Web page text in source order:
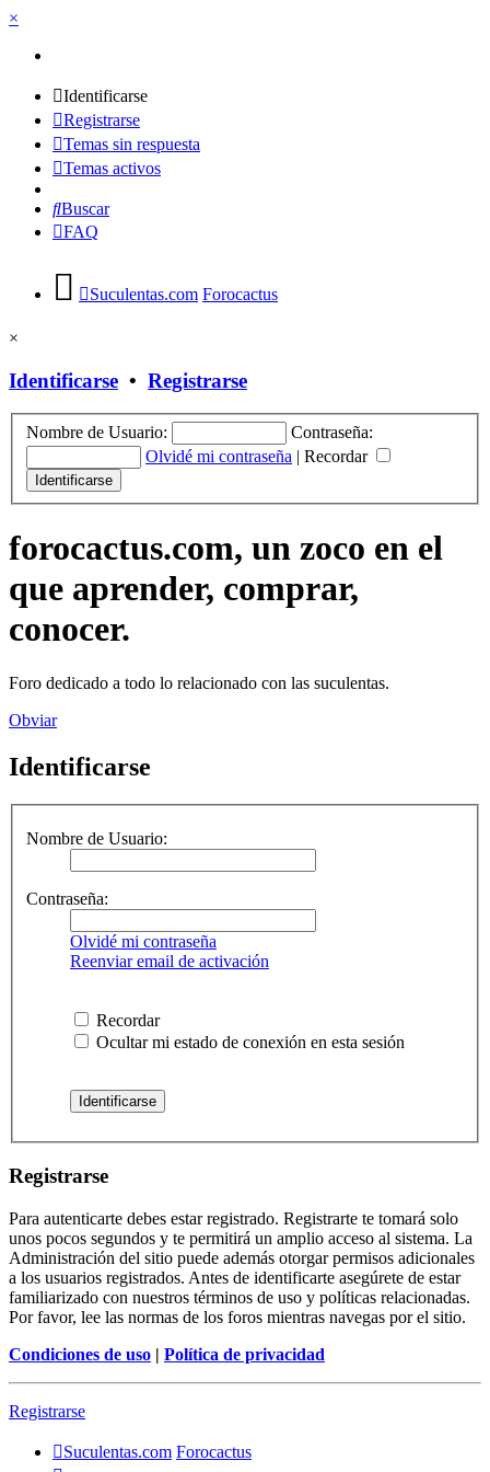
×
Identificarse
Registrarse
Temas sin respuesta
Temas activos
Buscar
FAQ
Suculentas.com Forocactus
×
Identificarse • Registrarse
Nombre de Usuario:
Contraseña:
Olvidé mi contraseña | Recordar
forocactus.com, un zoco en el
que aprender, comprar,
conocer.
Foro dedicado a todo lo relacionado con las suculentas.
Obviar
Identificarse
Nombre de Usuario:
Contraseña:
Olvidé mi contraseña
Reenviar email de activación
Recordar
Ocultar mi estado de conexión en esta sesión
Registrarse
Para autenticarte debes estar registrado. Registrarte te tomará solo
unos pocos segundos y te permitirá un amplio acceso al sistema. La
Administración del sitio puede además otorgar permisos adicionales
a los usuarios registrados. Antes de identificarte asegúrete de estar
familiarizado con nuestros términos de uso y políticas relacionadas.
Por favor, lee las normas de los foros mientras navegas por el sitio.
Condiciones de uso | Política de privacidad
Registrarse
Suculentas.com Forocactus